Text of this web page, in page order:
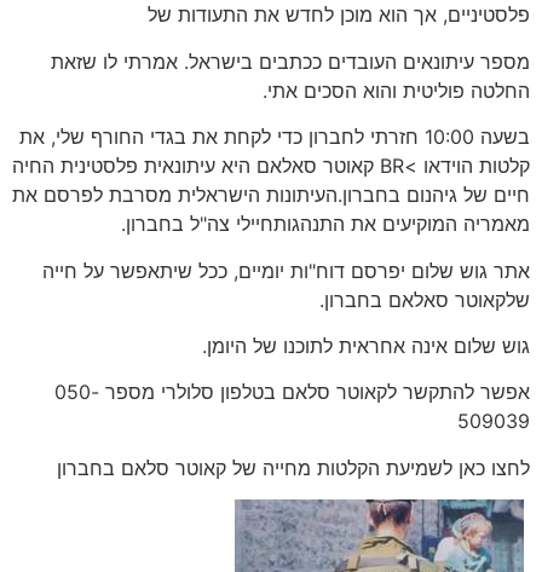
פלסטיניים, אך הוא מוכן לחדש את התעודות של
מספר עיתונאים העובדים ככתבים בישראל. אמרתי לו שזאת
החלטה פוליטית והוא הסכים אתי.
בשעה 10:00 חזרתי לחברון כדי לקחת את בגדי החורף שלי, את
קלטות הוידאו >BR קאוטר סאלאם היא עיתונאית פלסטינית החיה
חיים של גיהנום בחברון.העיתונות הישראלית מסרבת לפרסם את
מאמריה המוקיעים את התנהגותחיילי צה"ל בחברון.
אתר גוש שלום יפרסם דוח"ות יומיים, ככל שיתאפשר על חייה
שלקאוטר סאלאם בחברון.
גוש שלום אינה אחראית לתוכנו של היומן.
אפשר להתקשר לקאוטר סלאם בטלפון סלולרי מספר 050-
509039
לחצו כאן לשמיעת הקלטות מחייה של קאוטר סלאם בחברון